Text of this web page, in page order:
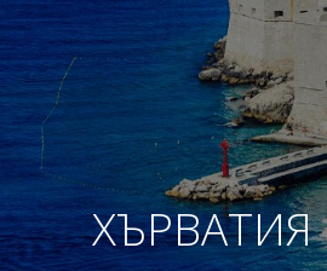
ХЪРВАТИЯ